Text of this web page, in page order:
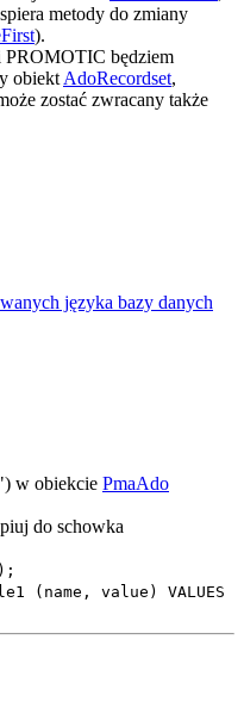
metody do zmiany
).
PROMOTIC będziem
obiektAdoRecordset,
zostać zwracany także
języka bazy danych
) w obiekcie PmaAdo
do schowka
);
(name, value) VALUES